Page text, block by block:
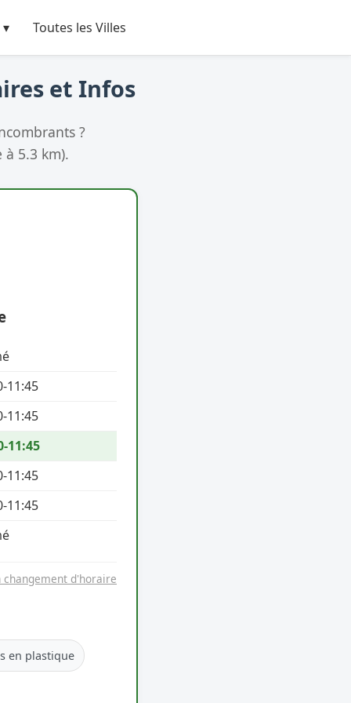
Toutes les Villes
et Infos
?
5.3 km).
11:45
11:45
11:45
11:45
11:45
d'horaire
en plastique